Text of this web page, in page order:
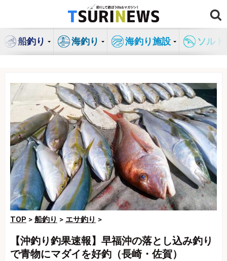
ン
船釣り 海釣り 海釣り施設 ソル
TOP > 船釣り > エサ釣り >
【沖釣り釣果速報】早福沖の落とし込み釣り
で青物にマダイを好釣（長崎・佐賀）